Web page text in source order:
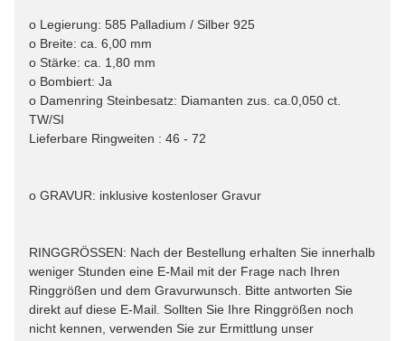
o Legierung: 585 Palladium / Silber 925
o Breite: ca. 6,00 mm
o Stärke: ca. 1,80 mm
o Bombiert: Ja
o Damenring Steinbesatz: Diamanten zus. ca.0,050 ct.
TW/SI
Lieferbare Ringweiten : 46 - 72
o GRAVUR: inklusive kostenloser Gravur
RINGGRÖSSEN: Nach der Bestellung erhalten Sie innerhalb
weniger Stunden eine E-Mail mit der Frage nach Ihren
Ringgrößen und dem Gravurwunsch. Bitte antworten Sie
direkt auf diese E-Mail. Sollten Sie Ihre Ringgrößen noch
nicht kennen, verwenden Sie zur Ermittlung unser